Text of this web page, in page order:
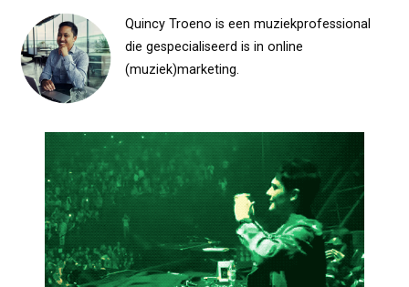
Quincy Troeno is een muziekprofessional
die gespecialiseerd is in online
(muziek)marketing.